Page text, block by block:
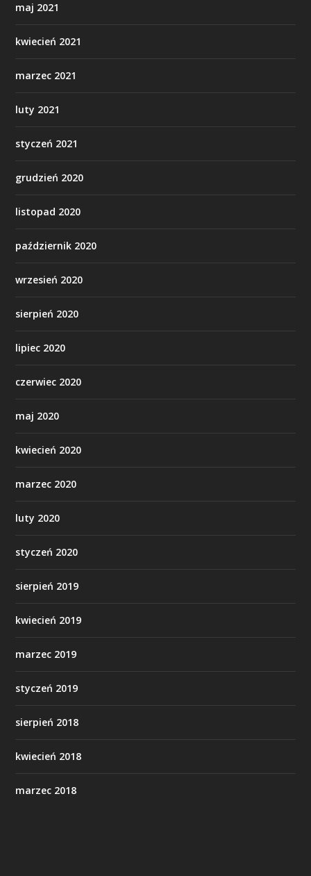
maj 2021
kwiecień 2021
marzec 2021
luty 2021
styczeń 2021
grudzień 2020
listopad 2020
październik 2020
wrzesień 2020
sierpień 2020
lipiec 2020
czerwiec 2020
maj 2020
kwiecień 2020
marzec 2020
luty 2020
styczeń 2020
sierpień 2019
kwiecień 2019
marzec 2019
styczeń 2019
sierpień 2018
kwiecień 2018
marzec 2018